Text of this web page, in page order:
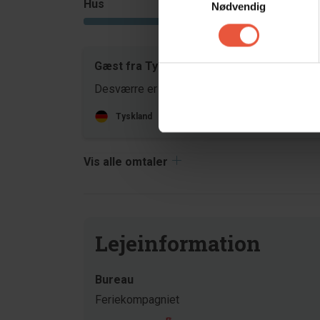
Nødvendig
Hus
Grund
Gæst fra Tyskland
jun
Desværre er der kun 4 tyske tv-kanaler.
Tyskland
Vis alle omtaler
Lejeinformation
Bureau
Feriekompagniet